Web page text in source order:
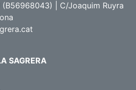
(B56968043) | C/Joaquim Ruyra
SAGRERA